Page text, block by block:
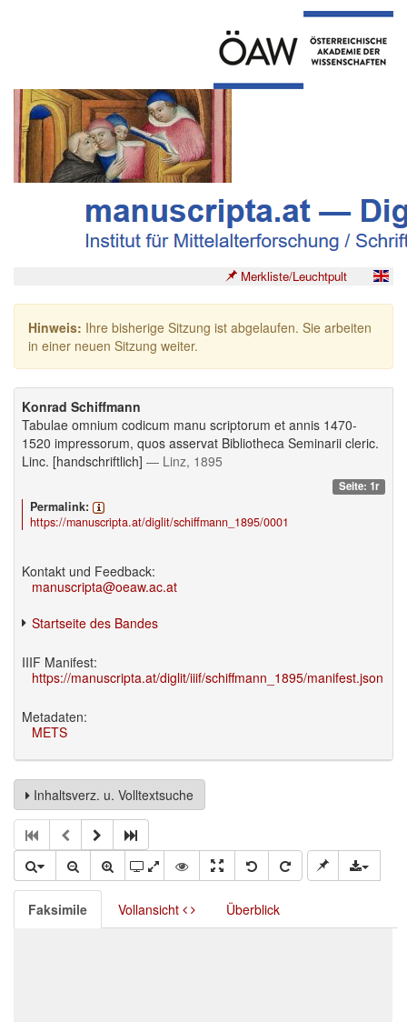
Merkliste/Leuchtpult
Hinweis: Ihre bisherige Sitzung ist abgelaufen. Sie arbeiten
in einer neuen Sitzung weiter.
Konrad Schiffmann
Tabulae omnium codicum manu scriptorum et annis 1470-
1520 impressorum, quos asservat Bibliotheca Seminarii cleric.
Linc. [handschriftlich] — Linz, 1895
Seite: 1r
Permalink:
https://manuscripta.at/diglit/schiffmann_1895/0001
Kontakt und Feedback:
manuscripta@oeaw.ac.at
Startseite des Bandes
IIIF Manifest:
https://manuscripta.at/diglit/iiif/schiffmann_1895/manifest.json
Metadaten:
METS
Inhaltsverz. u. Volltextsuche
Faksimile Vollansicht Überblick